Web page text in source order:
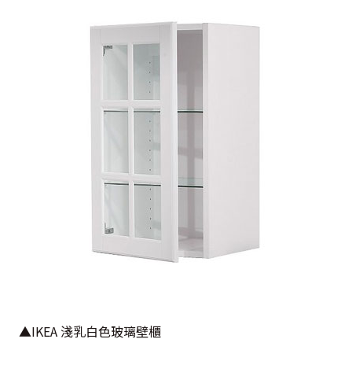
▲IKEA 淺乳白色玻璃壁櫃